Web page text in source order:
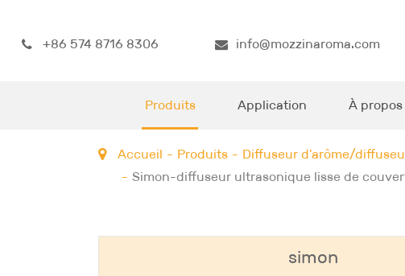
+86 574 8716 8306 info@mozzinaroma.com
Produits Application À propos
Accueil Produits
Diffuseur d'arôme/
Simon-diffuseur ultrasonique lisse de
simon